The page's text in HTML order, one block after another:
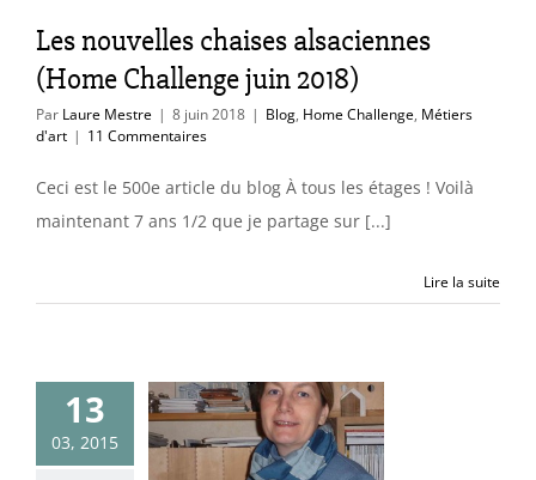
d'art
Les nouvelles chaises alsaciennes
(Home Challenge juin 2018)
Par Laure Mestre | 8 juin 2018 | Blog, Home Challenge, Métiers
d'art | 11 Commentaires
Ceci est le 500e article du blog À tous les étages ! Voilà
maintenant 7 ans 1/2 que je partage sur [...]
Lire la suite
13
03, 2015
en parle :
n°3611